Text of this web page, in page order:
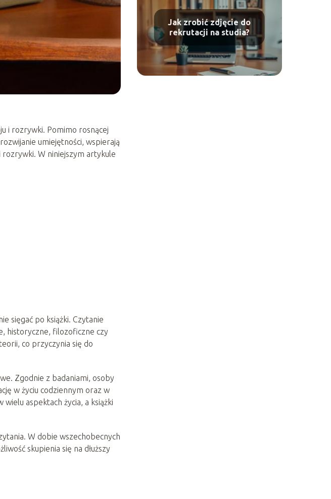
i rozrywki. Pomimo rosnącej
umiejętności, wspierają
rozrywki. W niniejszym artykule
sięgać po książki. Czytanie
historyczne, filozoficzne czy
co przyczynia się do
Zgodnie z badaniami, osoby
w życiu codziennym oraz w
aspektach życia, a książki
W dobie wszechobecnych
skupienia się na dłuższy
Jak zrobić zdjęcie do
rekrutacji na studia?